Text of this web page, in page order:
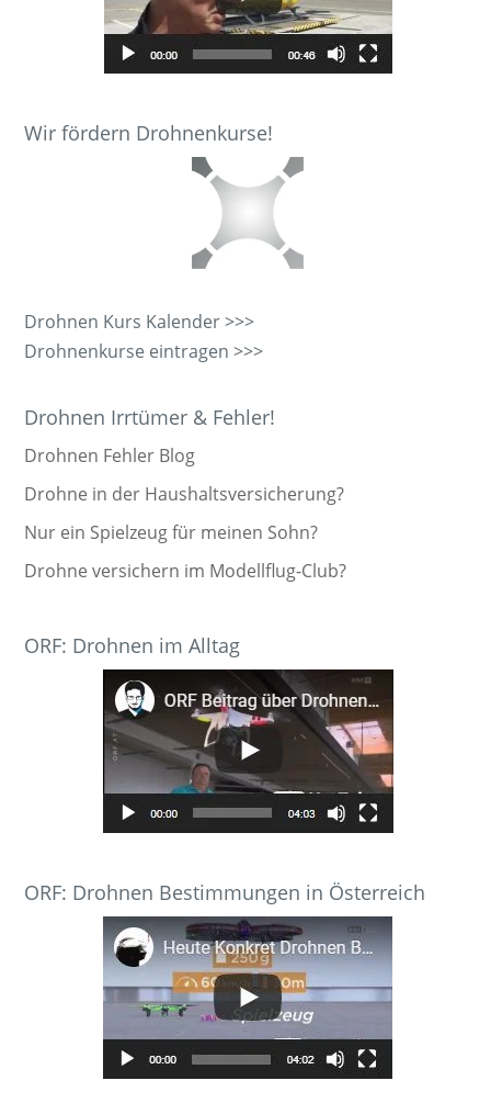
Wir fördern Drohnenkurse!
Drohnen Kurs Kalender >>>
Drohnenkurse eintragen >>>
Drohnen Irrtümer & Fehler!
Drohnen Fehler Blog
Drohne in der Haushaltsversicherung?
Nur ein Spielzeug für meinen Sohn?
Drohne versichern im Modellflug-Club?
ORF: Drohnen im Alltag
ORF: Drohnen Bestimmungen in Österreich